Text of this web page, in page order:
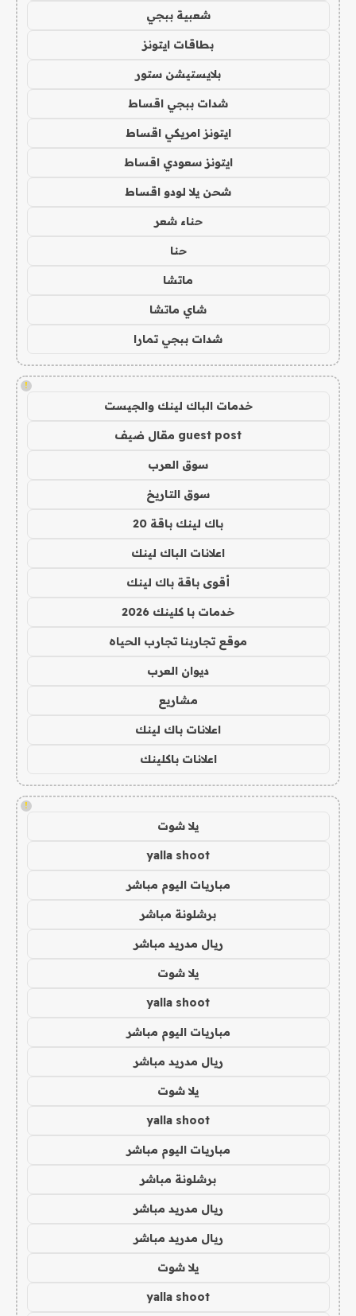
شعبية ببجي
بطاقات ايتونز
بلايستيشن ستور
شدات ببجي اقساط
ايتونز امريكي اقساط
ايتونز سعودي اقساط
شحن يلا لودو اقساط
حناء شعر
حنا
ماتشا
شاي ماتشا
شدات ببجي تمارا
!
خدمات الباك لينك والجيست
guest post مقال ضيف
سوق العرب
سوق التاريخ
باك لينك باقة 20
اعلانات الباك لينك
أقوى باقة باك لينك
خدمات با كلينك 2026
موقع تجاربنا تجارب الحياه
ديوان العرب
مشاريع
اعلانات باك لينك
اعلانات باكلينك
!
يلا شوت
yalla shoot
مباريات اليوم مباشر
برشلونة مباشر
ريال مدريد مباشر
يلا شوت
yalla shoot
مباريات اليوم مباشر
ريال مدريد مباشر
يلا شوت
yalla shoot
مباريات اليوم مباشر
برشلونة مباشر
ريال مدريد مباشر
ريال مدريد مباشر
يلا شوت
yalla shoot